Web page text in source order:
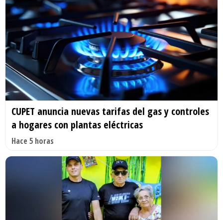
CUPET anuncia nuevas tarifas del gas y controles
a hogares con plantas eléctricas
Hace 5 horas